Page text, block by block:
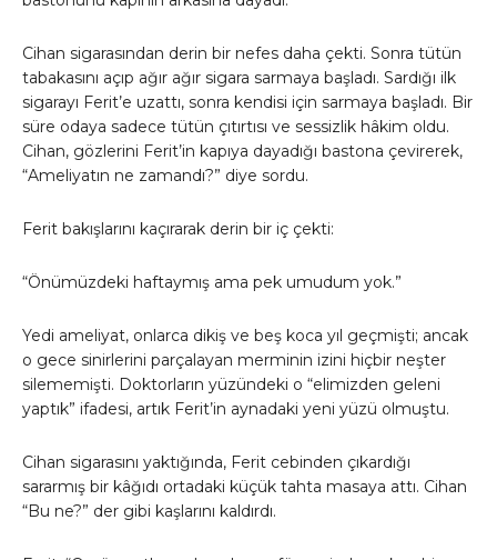
Cihan sigarasından derin bir nefes daha çekti. Sonra tütün
tabakasını açıp ağır ağır sigara sarmaya başladı. Sardığı ilk
sigarayı Ferit’e uzattı, sonra kendisi için sarmaya başladı. Bir
süre odaya sadece tütün çıtırtısı ve sessizlik hâkim oldu.
Cihan, gözlerini Ferit’in kapıya dayadığı bastona çevirerek,
“Ameliyatın ne zamandı?” diye sordu.
Ferit bakışlarını kaçırarak derin bir iç çekti:
“Önümüzdeki haftaymış ama pek umudum yok.”
Yedi ameliyat, onlarca dikiş ve beş koca yıl geçmişti; ancak
o gece sinirlerini parçalayan merminin izini hiçbir neşter
silememişti. Doktorların yüzündeki o “elimizden geleni
yaptık” ifadesi, artık Ferit’in aynadaki yeni yüzü olmuştu.
Cihan sigarasını yaktığında, Ferit cebinden çıkardığı
sararmış bir kâğıdı ortadaki küçük tahta masaya attı. Cihan
“Bu ne?” der gibi kaşlarını kaldırdı.